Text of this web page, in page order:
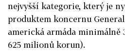
nejvyšší kategorie, který je
produktem koncernu
americká armáda minimálně
625 milionů korun).